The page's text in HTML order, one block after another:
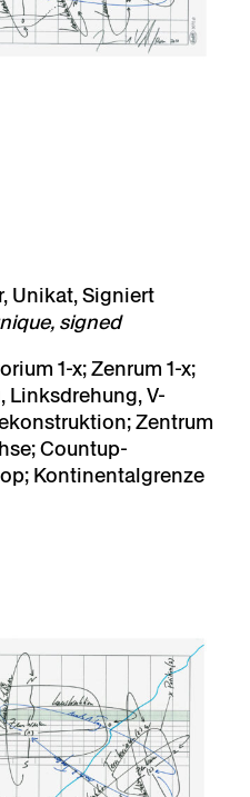
Unikat, Signiert
signed
1-x; Zenrum 1-x;
Linksdrehung, V-
Zentrum
Countup-
Kontinentalgrenze